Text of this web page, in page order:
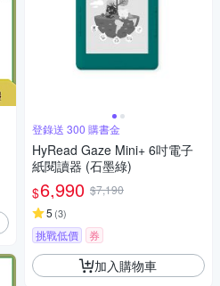
登錄送 300 購書金
HyRead Gaze Mini+ 6吋電子
紙閱讀器 (石墨綠)
$6,990 $7,190
5 (3)
挑戰低價 券
加入購物車